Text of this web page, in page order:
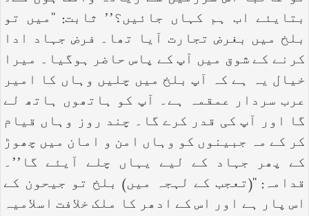
بتایئے اب ہم کہاں جائیں؟’’ ثابت: ‘‘میں تو
بلخ میں بغرض تجارت آیا تھا۔ فرض جہاد ادا
کرنے کے شوق میں آپ کے پاس حاضر ہوگیا۔ میرا
خیال یہ ہے کہ آپ بلخ میں چلیں وہاں کا امیر
عرب سردار عمقمہ ہے۔ آپ کو ہاتھوں ہاتھ لے
گا اور آپ کی قدر کرے گا۔ چند روز وہاں قیام
کر کے مہ جبینوں کو وہاں امن و امان میں چھوڑ
کے پھر جہاد کے لیے یہاں چلے آیئے گا’’۔
قدامہ: ‘‘(تعجب کے لہجہ میں) بلخ تو جیحون کے
اس پار ہے اور اس کے ادھر کا ملک خلافت اسلامیہ